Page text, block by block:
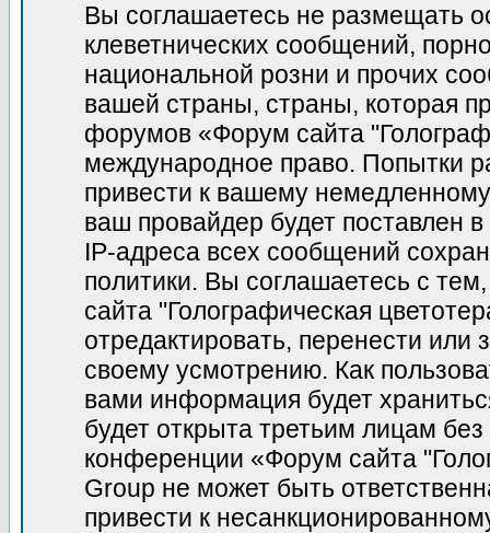
Вы соглашаетесь не размещать
клеветнических сообщений,
национальной розни и прочих
вашей страны, страны, которая
форумов «Форум сайта
международное право. Попытки
привести к вашему
ваш провайдер будет поставлен
IP-адреса всех сообщений
политики. Вы соглашаетесь с
сайта "Голографическая
отредактировать, перенести
своему усмотрению. Как
вами информация будет
будет открыта третьим лицам
конференции «Форум сайта
Group не может быть
привести к